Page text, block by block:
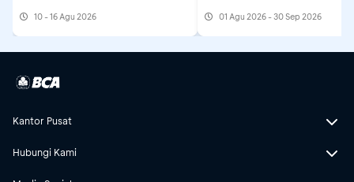
10 - 16 Agu 2026 01 Agu 2026 - 30 Sep 2026
Kantor Pusat
Hubungi Kami